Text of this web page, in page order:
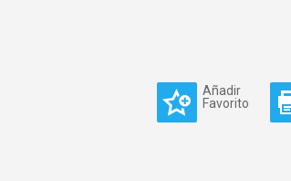
Añadir
Favorito